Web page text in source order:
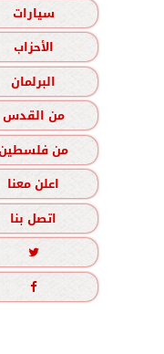
سيارات
الأحزاب
البرلمان
من القدس
من
اعلن معنا
اتصل بنا

